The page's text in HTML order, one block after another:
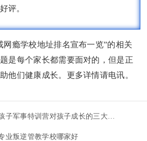
评。
网瘾学校地址排名宣布一览”的相关
是每个家长都需要面对的，但是正
他们健康成长。更多详情请电讯。
业叛逆管教学校哪家好